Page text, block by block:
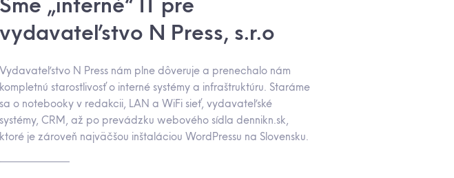
vydavateľstvo N Press, s.r.o
Vydavateľstvo N Press nám plne dôveruje a prenechalo nám
kompletnú starostlivosť o interné systémy a infraštruktúru. Staráme
sa o notebooky v redakcii, LAN a WiFi sieť, vydavateľské
systémy, CRM, až po prevádzku webového sídla dennikn.sk,
ktoré je zároveň najväčšou inštaláciou WordPressu na Slovensku.